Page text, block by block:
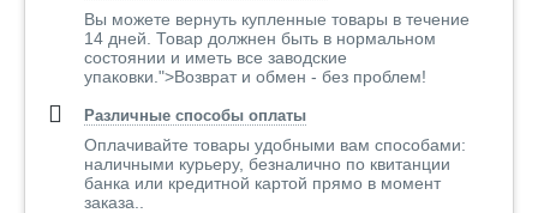
Вы можете вернуть купленные товары в течение
14 дней. Товар должнен быть в нормальном
состоянии и иметь все заводские
упаковки.">Возврат и обмен - без проблем!
Различные способы оплаты
Оплачивайте товары удобными вам способами:
наличными курьеру, безналично по квитанции
банка или кредитной картой прямо в момент
заказа..